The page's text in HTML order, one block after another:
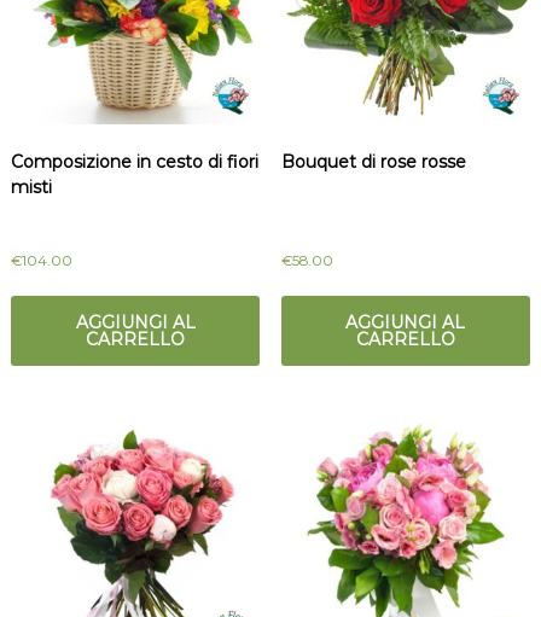
Composizione in cesto di fiori
misti
€104.00
AGGIUNGI AL
CARRELLO
Bouquet di rose rosse
€58.00
AGGIUNGI AL
CARRELLO